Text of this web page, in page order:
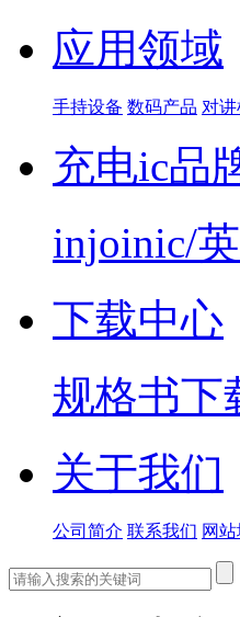
应用领域
手持设备 数码产品 对
充电ic品
injoinic/
下载中心
规格书下
关于我们
公司简介 联系我们 网